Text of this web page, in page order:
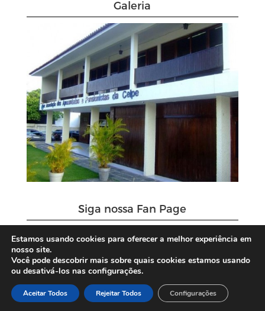
Galeria
Siga nossa Fan Page
Estamos usando cookies para oferecer a melhor experiência em
nosso site.
Você pode descobrir mais sobre quais cookies estamos usando
ou desativá-los nas configurações.
Aceitar Todos Rejeitar Todos Configurações